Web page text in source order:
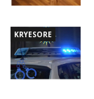
KRYESORE